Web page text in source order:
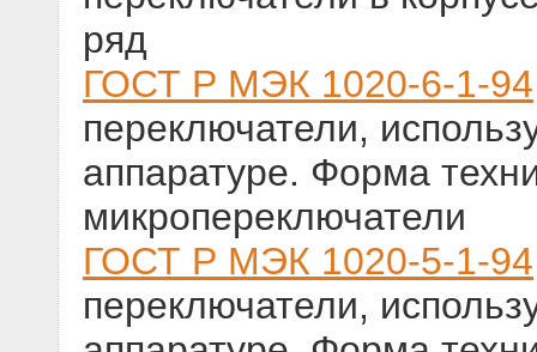
ряд
ГОСТ Р МЭК 1020-6-1-94
переключатели,
аппаратуре. Форма
микропереключатели
ГОСТ Р МЭК 1020-5-1-94
переключатели,